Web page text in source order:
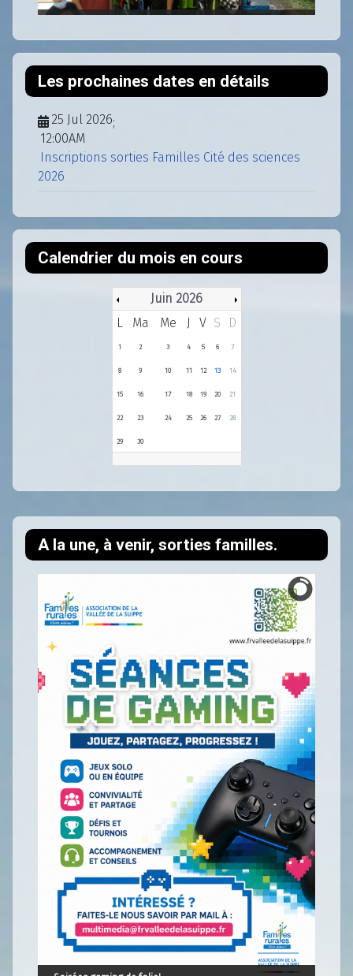
A la une, à venir, sorties familles.
Les prochaines dates en détails
25 Jul 2026;
12:00AM
Inscriptions sorties Familles Cité des sciences
2026
Calendrier du mois en cours
Juin 2026
L
Ma Me J V S D
1 2 3 4 5 6 7
8 9 10 11 12 13 14
15 16 17 18 19 20 21
22 23 24 25 26 27 28
29 30